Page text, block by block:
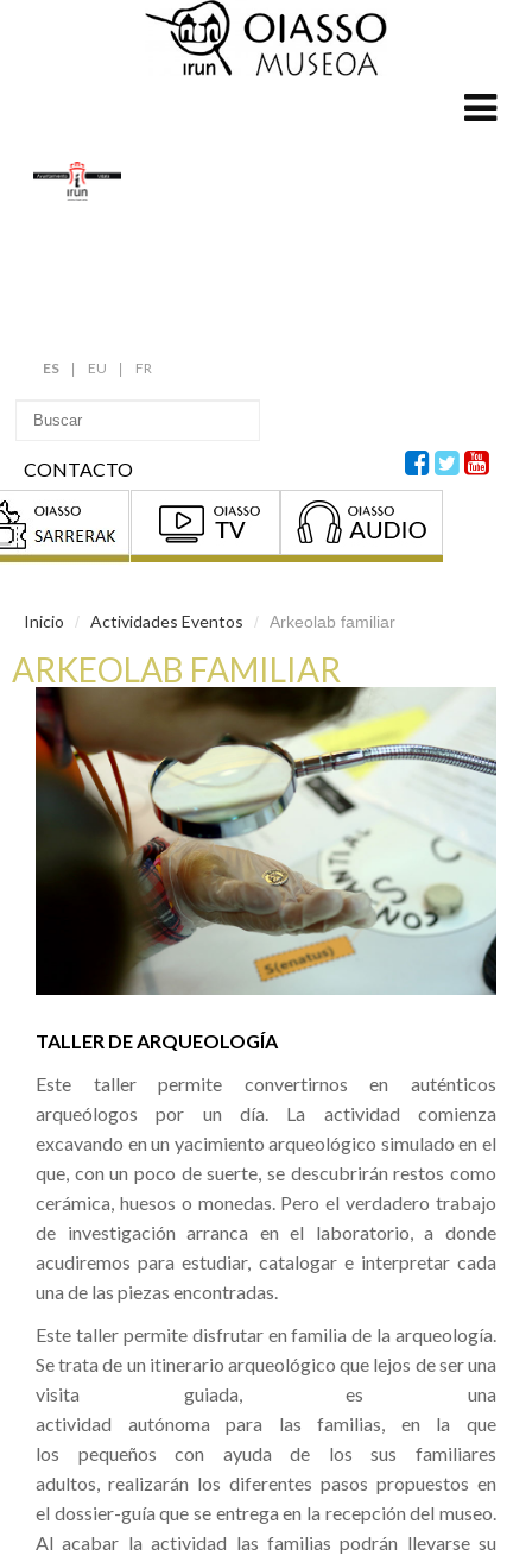
ES EU FR
CONTACTO
Inicio / Actividades Eventos / Arkeolab familiar
ARKEOLAB FAMILIAR
TALLER DE ARQUEOLOGÍA
Este taller permite convertirnos en auténticos
arqueólogos por un día. La actividad comienza
excavando en un yacimiento arqueológico simulado en el
que, con un poco de suerte, se descubrirán restos como
cerámica, huesos o monedas. Pero el verdadero trabajo
de investigación arranca en el laboratorio, a donde
acudiremos para estudiar, catalogar e interpretar cada
una de las piezas encontradas.
Este taller permite disfrutar en familia de la arqueología.
Se trata de un itinerario arqueológico que lejos de ser una
visita guiada, es una
actividad autónoma para las familias, en la que
los pequeños con ayuda de los sus familiares
adultos, realizarán los diferentes pasos propuestos en
el dossier-guía que se entrega en la recepción del museo.
Al acabar la actividad las familias podrán llevarse su